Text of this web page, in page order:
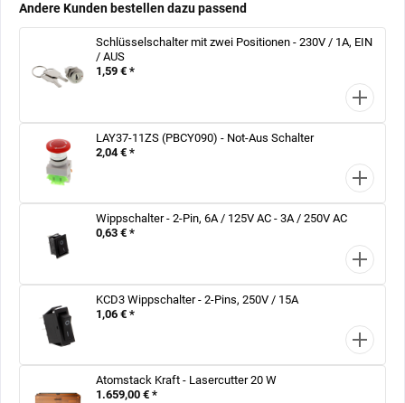
Andere Kunden bestellen dazu passend
Schlüsselschalter mit zwei Positionen - 230V / 1A, EIN
/ AUS
1,59 € *
LAY37-11ZS (PBCY090) - Not-Aus Schalter
2,04 € *
Wippschalter - 2-Pin, 6A / 125V AC - 3A / 250V AC
0,63 € *
KCD3 Wippschalter - 2-Pins, 250V / 15A
1,06 € *
Atomstack Kraft - Lasercutter 20 W
1.659,00 € *